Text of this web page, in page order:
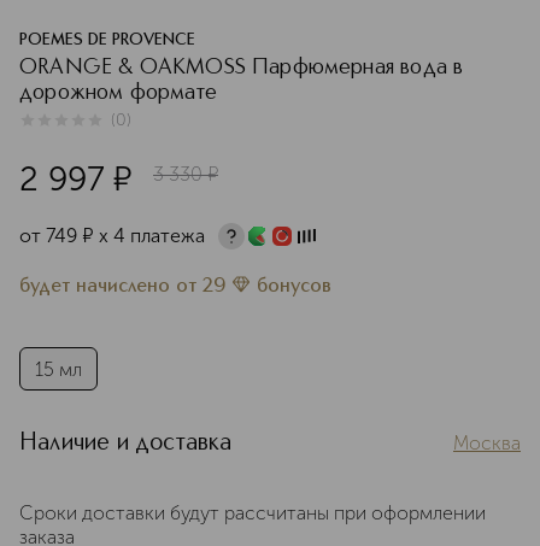
POEMES DE PROVENCE
ORANGE & OAKMOSS Парфюмерная вода в
дорожном формате
(0)
2 997 ¤ 3 330 ¤
от 749 ¤ х 4 платежа
будет начислено от 29 бонусов
15 мл
Наличие и доставка Москва
Сроки доставки будут рассчитаны при оформлении
заказа